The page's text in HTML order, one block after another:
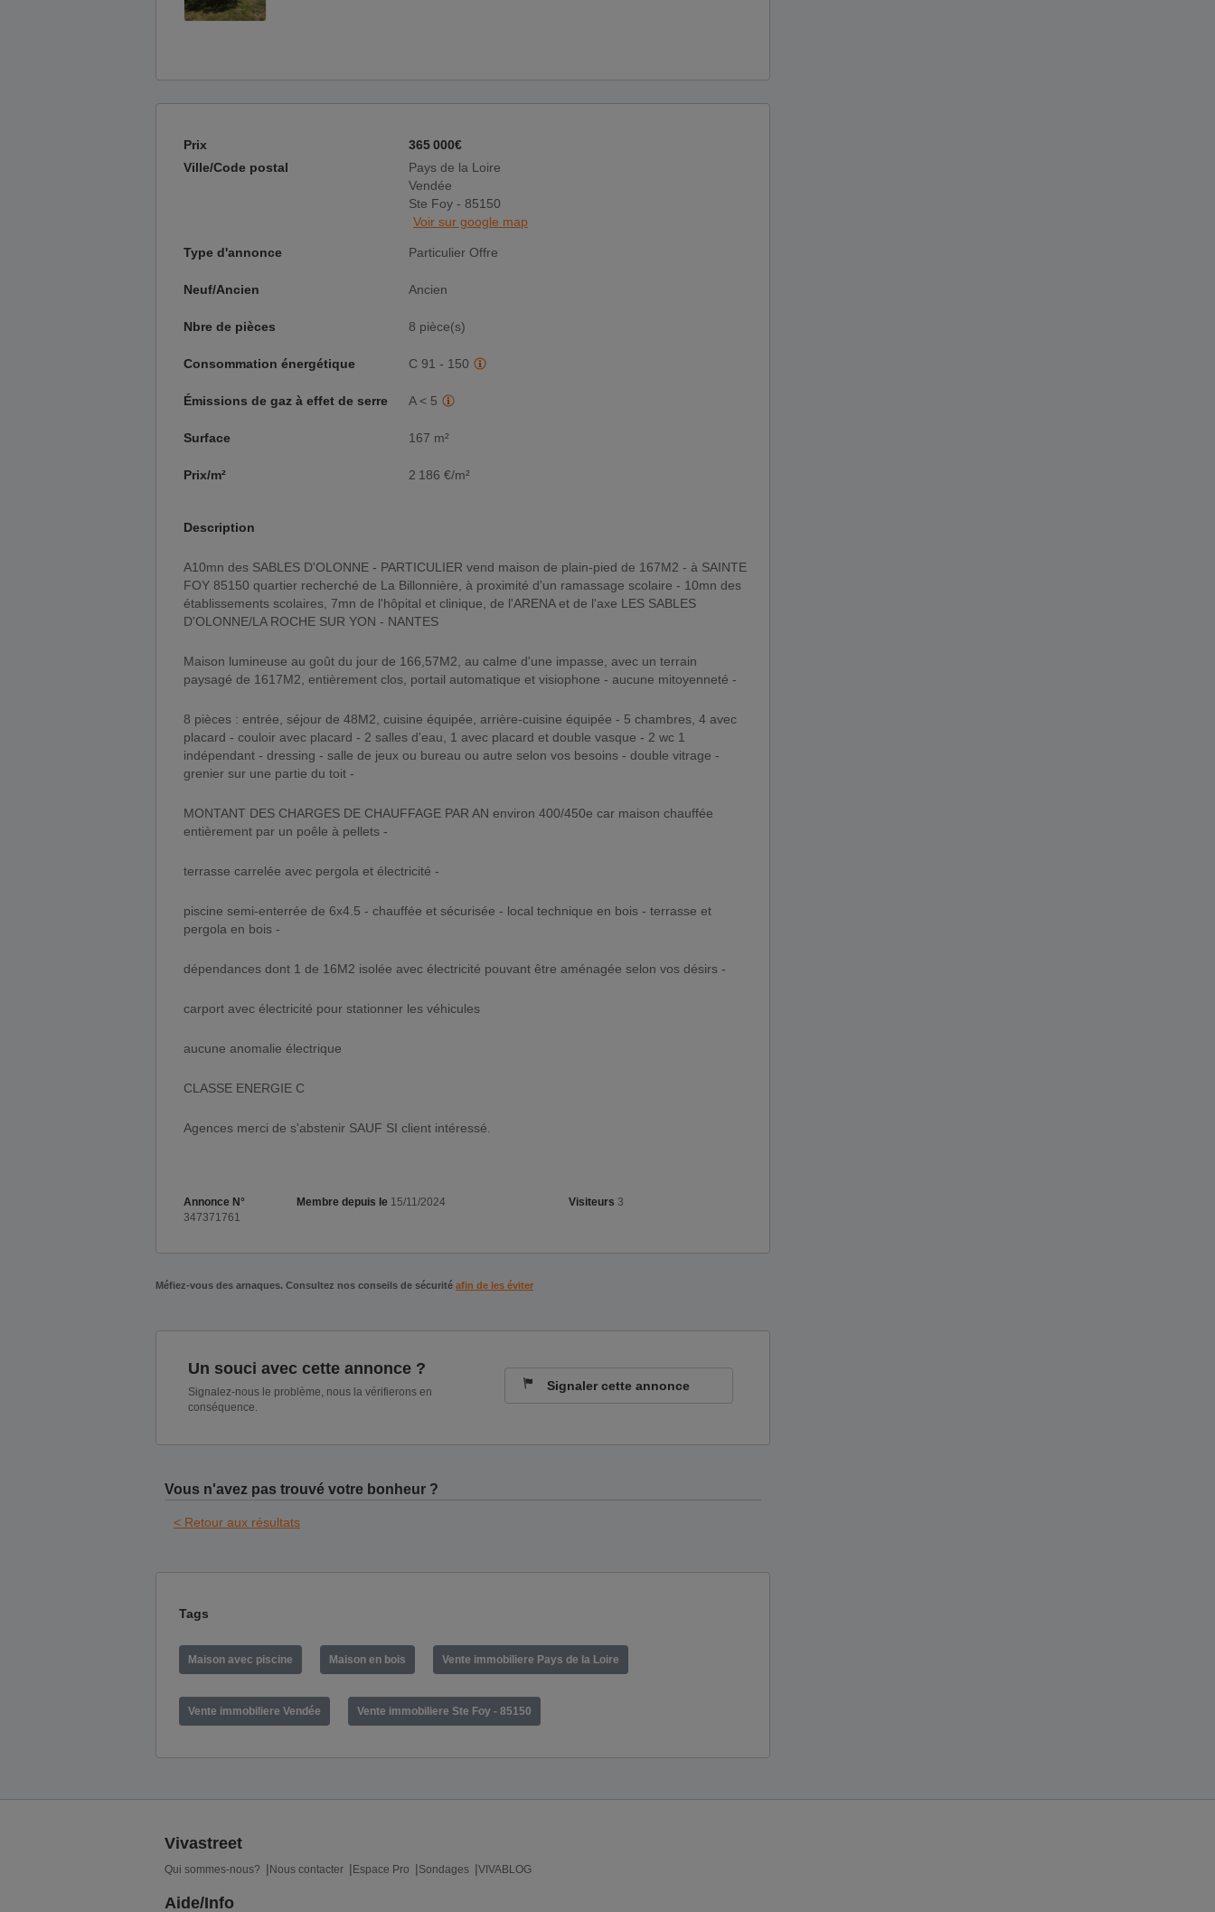
Prix
365 000€
Ville/Code postal
Pays de la Loire
Vendée
Ste Foy - 85150
Voir sur google map
Type d'annonce Particulier Offre
Neuf/Ancien Ancien
Nbre de pièces 8 pièce(s)
Consommation énergétique C 91 - 150
Émissions de gaz à effet de serre A < 5
Surface 167 m²
Prix/m² 2 186 €/m²
Description
A10mn des SABLES D'OLONNE - PARTICULIER vend maison de plain-pied de 167M2 - à SAINTE
FOY 85150 quartier recherché de La Billonnière, à proximité d'un ramassage scolaire - 10mn des
établissements scolaires, 7mn de l'hôpital et clinique, de l'ARENA et de l'axe LES SABLES
D'OLONNE/LA ROCHE SUR YON - NANTES
Maison lumineuse au goût du jour de 166,57M2, au calme d'une impasse, avec un terrain
paysagé de 1617M2, entièrement clos, portail automatique et visiophone - aucune mitoyenneté -
8 pièces : entrée, séjour de 48M2, cuisine équipée, arrière-cuisine équipée - 5 chambres, 4 avec
placard - couloir avec placard - 2 salles d'eau, 1 avec placard et double vasque - 2 wc 1
indépendant - dressing - salle de jeux ou bureau ou autre selon vos besoins - double vitrage -
grenier sur une partie du toit -
MONTANT DES CHARGES DE CHAUFFAGE PAR AN environ 400/450e car maison chauffée
entièrement par un poêle à pellets -
terrasse carrelée avec pergola et électricité -
piscine semi-enterrée de 6x4.5 - chauffée et sécurisée - local technique en bois - terrasse et
pergola en bois -
dépendances dont 1 de 16M2 isolée avec électricité pouvant être aménagée selon vos désirs -
carport avec électricité pour stationner les véhicules
aucune anomalie électrique
CLASSE ENERGIE C
Agences merci de s'abstenir SAUF SI client intéressé.
Annonce N°
347371761
Membre depuis le 15/11/2024 Visiteurs 3
Méfiez-vous des arnaques. Consultez nos conseils de sécurité afin de les éviter
Un souci avec cette annonce ?
Signalez-nous le problème, nous la vérifierons en
conséquence.
Signaler cette annonce
Vous n'avez pas trouvé votre bonheur ?
< Retour aux résultats
Tags
Maison avec piscine Maison en bois Vente immobiliere Pays de la Loire
Vente immobiliere Vendée Vente immobiliere Ste Foy - 85150
Vivastreet
Qui sommes-nous? Nous contacter Espace Pro Sondages VIVABLOG
Aide/Info